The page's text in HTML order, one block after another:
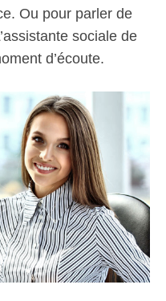
Ou pour parler de
sociale de
d’écoute.